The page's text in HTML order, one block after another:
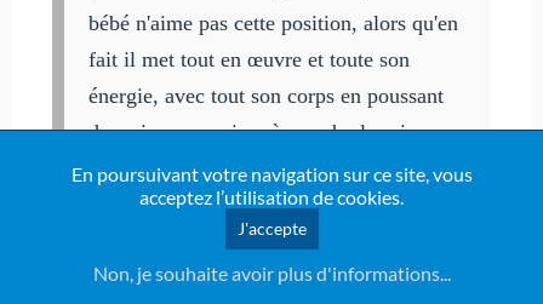
En poursuivant votre navigation sur ce site, vous
acceptez l’utilisation de cookies.
J'accepte
Non, je souhaite avoir plus d'informations...
bébé n'aime pas cette position, alors qu'en
fait il met tout en œuvre et toute son
énergie, avec tout son corps en poussant
des cris pour arriver à prendre le sein,
parce que, bien heureusement, grâce à la
BN rien ne l'entrave, rien ne l'empêche, il
est actif, acteur ! La BN est une position
instinctive, contrairement à la madone,